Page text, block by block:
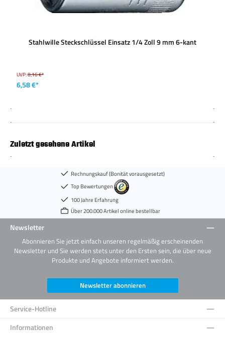
Stahlwille Steckschlüssel Einsatz 1/4 Zoll 9 mm 6-kant
UVP:8,16 €*
6,58 €*
Zuletzt gesehene Artikel
Rechnungskauf (Bonität vorausgesetzt)
Top Bewertungen
100 Jahre Erfahrung
Über 200.000 Artikel online bestellbar
Newsletter
Abonnieren Sie jetzt einfach unseren regelmäßig erscheinenden
Newsletter und Sie werden stets unter den Ersten sein, die über neue
Produkte und Angebote informiert werden.
Newsletter abonnieren
Service-Hotline
Informationen